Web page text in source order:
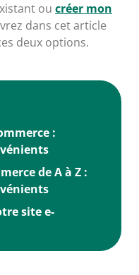
ou créer mon
dans cet article
deux options.
:
de A à Z :
site e-